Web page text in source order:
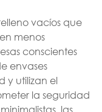
vacíos que
menos
conscientes
envases
y utilizan el
la seguridad
las